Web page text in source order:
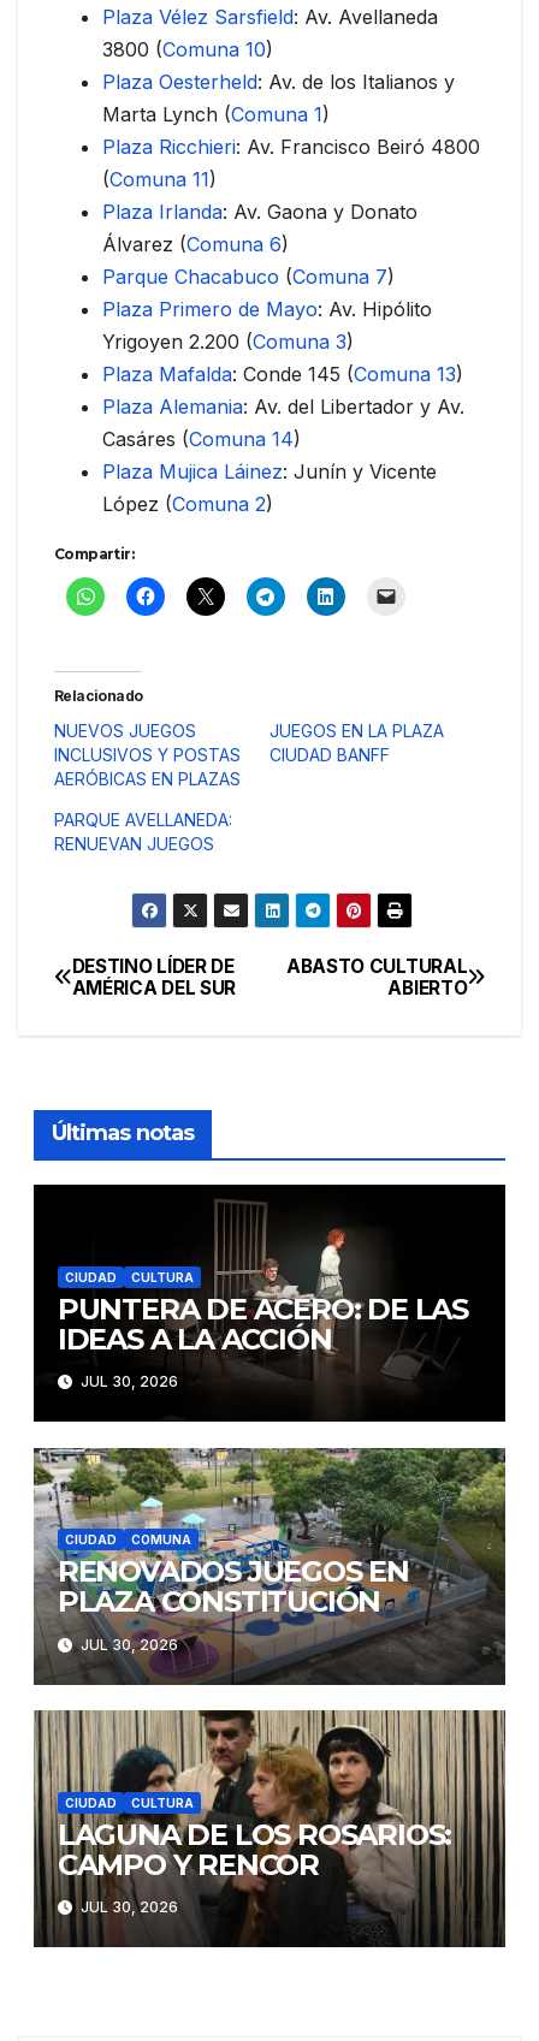
Plaza Vélez Sarsfield: Av. Avellaneda
3800 (Comuna 10)
Plaza Oesterheld: Av. de los Italianos y
Marta Lynch (Comuna 1)
Plaza Ricchieri: Av. Francisco Beiró 4800
(Comuna 11)
Plaza Irlanda: Av. Gaona y Donato
Álvarez (Comuna 6)
Parque Chacabuco (Comuna 7)
Plaza Primero de Mayo: Av. Hipólito
Yrigoyen 2.200 (Comuna 3)
Plaza Mafalda: Conde 145 (Comuna 13)
Plaza Alemania: Av. del Libertador y Av.
Casáres (Comuna 14)
Plaza Mujica Láinez: Junín y Vicente
López (Comuna 2)
Compartir:
Relacionado
NUEVOS JUEGOS
INCLUSIVOS Y POSTAS
AERÓBICAS EN PLAZAS
JUEGOS EN LA PLAZA
CIUDAD BANFF
PARQUE AVELLANEDA:
RENUEVAN JUEGOS
Navegación
ABASTO CULTURAL
ABIERTO
DESTINO LÍDER DE
AMÉRICA DEL SUR
Últimas notas
CIUDAD CULTURA
PUNTERA DE ACERO: DE LAS
IDEAS A LA ACCIÓN
JUL 30, 2026
CIUDAD COMUNA
RENOVADOS JUEGOS EN
PLAZA CONSTITUCIÓN
JUL 30, 2026
CIUDAD CULTURA
LAGUNA DE LOS ROSARIOS:
CAMPO Y RENCOR
JUL 30, 2026